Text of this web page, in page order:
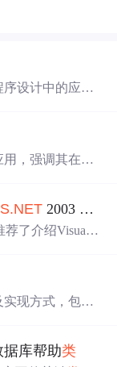
序设计中的应
，强调其在代
及枚举 类型的遍
.NET 2003 有那些新特性
了介绍Visual S
现方式，包括
据库帮助类